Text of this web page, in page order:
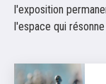
l'exposition
l'espace qui